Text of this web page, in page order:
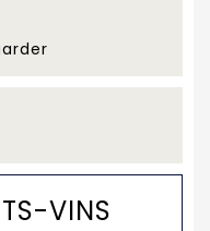
VINS